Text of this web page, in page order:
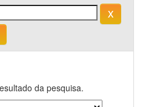
da pesquisa.